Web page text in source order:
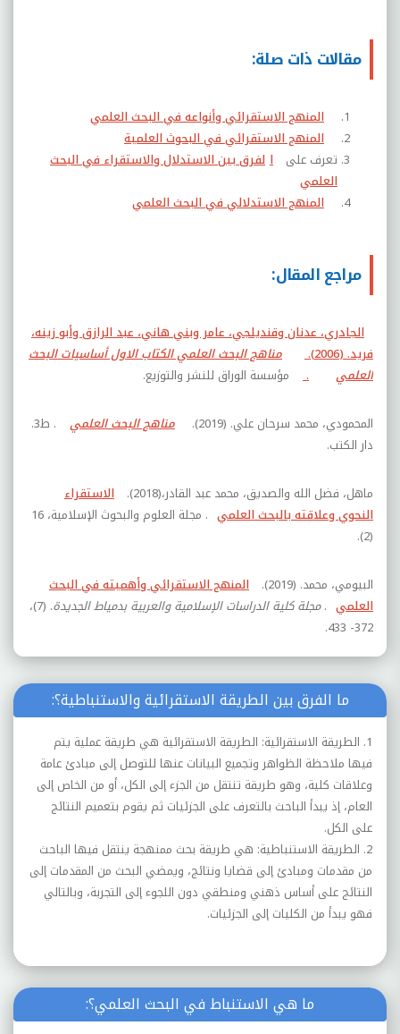
مقالات ذات صلة:
المنهج الاستقرائي وأنواعه في البحث العلمي
المنهج الاستقرائي في البحوث العلمية
تعرف على ا لفرق بين الاستدلال والاستقراء في البحث
العلمي
المنهج الاستدلالي في البحث العلمي
مراجع المقال:
الجادري، عدنان وقنديلجي، عامر وبني هاني، عبد الرازق وأبو زينه،
فريد. (2006).
مناهج البحث العلمي الكتاب الاول أساسيات البحث
العلمي
. مؤسسة الوراق للنشر والتوزيع.
المحمودي، محمد سرحان علي. (2019). مناهج البحث العلمي
. ط3.
دار الكتب.
ماهل، فضل الله والصديق، محمد عبد القادر،(2018).
الاستقراء
النحوي وعلاقته بالبحث العلمي
. مجلة العلوم والبحوث الإسلامية، 16
(2).
البيومي، محمد. (2019).
المنهج الاستقرائي وأهميته في البحث
العلمي .مجلة كلية الدراسات الإسلامية والعربية بدمياط الجديدة
. (7)،
372- 433.
ما الفرق بين الطريقة الاستقرائية والاستنباطية؟:
1. الطريقة الاستقرائية: الطريقة الاستقرائية هي طريقة عملية يتم
فيها ملاحظة الظواهر وتجميع البيانات عنها للتوصل إلى مبادئ عامة
وعلاقات كلية، وهو طريقة تنتقل من الجزء إلى الكل، أو من الخاص إلى
العام، إذ يبدأ الباحث بالتعرف على الجزئيات ثم يقوم بتعميم النتائج
على الكل.
2. الطريقة الاستنباطية: هي طريقة بحث ممنهجة ينتقل فيها الباحث
من مقدمات ومبادئ إلى قضايا ونتائج، ويمضي البحث من المقدمات إلى
النتائج على أساس ذهني ومنطقي دون اللجوء إلى التجربة، وبالتالي
فهو يبدأ من الكليات إلى الجزئيات.
ما هي الاستنباط في البحث العلمي؟: